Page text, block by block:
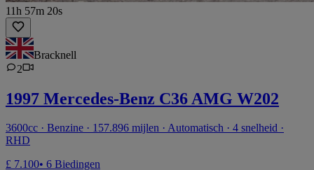
11h 57m 20s
Bracknell
2
1997 Mercedes-Benz C36 AMG W202
3600cc · Benzine · 157.896 mijlen · Automatisch · 4 snelheid ·
RHD
£ 7.100• 6 Biedingen